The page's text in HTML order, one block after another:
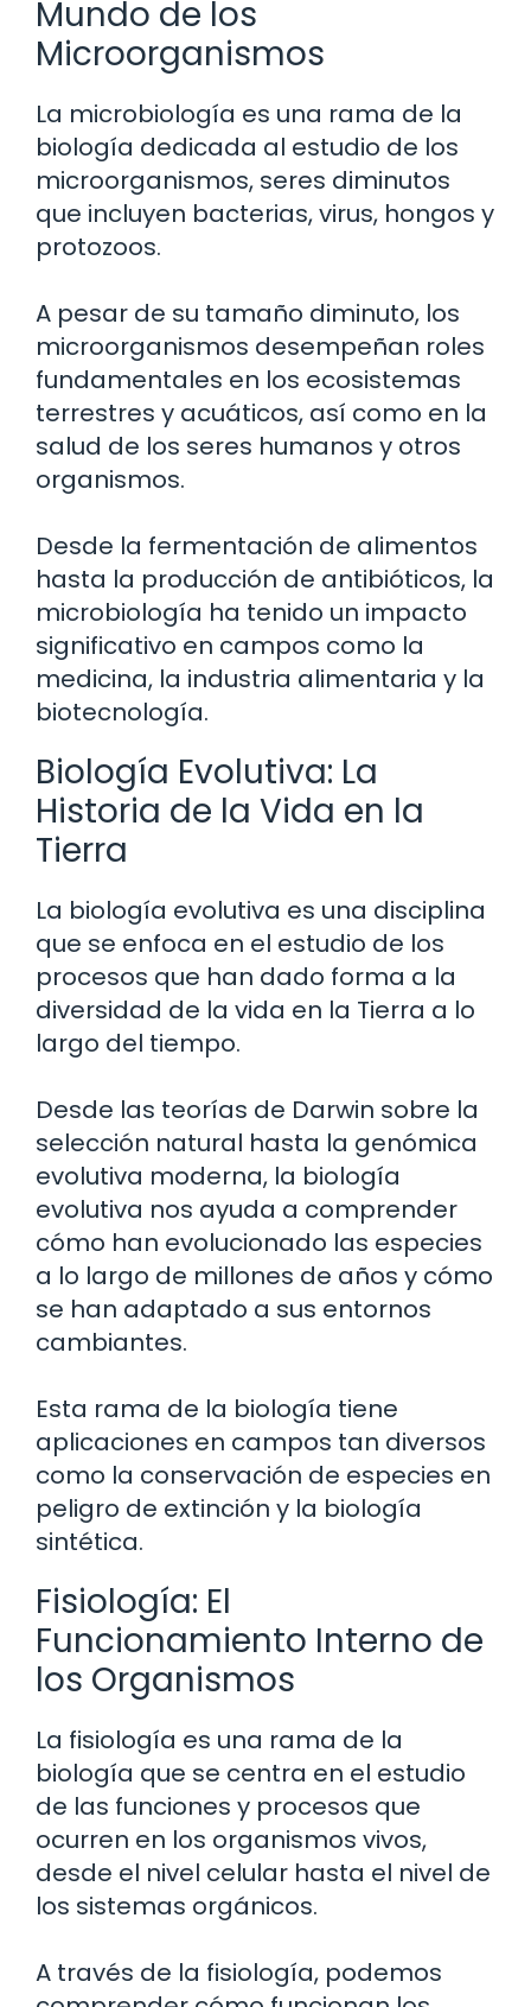
Mundo de los
Microorganismos
La microbiología es una rama de la
biología dedicada al estudio de los
microorganismos, seres diminutos
que incluyen bacterias, virus, hongos y
protozoos.
A pesar de su tamaño diminuto, los
microorganismos desempeñan roles
fundamentales en los ecosistemas
terrestres y acuáticos, así como en la
salud de los seres humanos y otros
organismos.
Desde la fermentación de alimentos
hasta la producción de antibióticos, la
microbiología ha tenido un impacto
significativo en campos como la
medicina, la industria alimentaria y la
biotecnología.
Biología Evolutiva: La
Historia de la Vida en la
Tierra
La biología evolutiva es una disciplina
que se enfoca en el estudio de los
procesos que han dado forma a la
diversidad de la vida en la Tierra a lo
largo del tiempo.
Desde las teorías de Darwin sobre la
selección natural hasta la genómica
evolutiva moderna, la biología
evolutiva nos ayuda a comprender
cómo han evolucionado las especies
a lo largo de millones de años y cómo
se han adaptado a sus entornos
cambiantes.
Esta rama de la biología tiene
aplicaciones en campos tan diversos
como la conservación de especies en
peligro de extinción y la biología
sintética.
Fisiología: El
Funcionamiento Interno de
los Organismos
La fisiología es una rama de la
biología que se centra en el estudio
de las funciones y procesos que
ocurren en los organismos vivos,
desde el nivel celular hasta el nivel de
los sistemas orgánicos.
A través de la fisiología, podemos